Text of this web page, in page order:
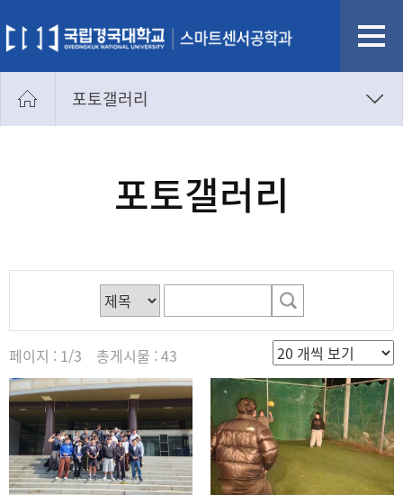
포토갤러리
포토갤러리
소모임
포토갤러리
페이지 : 1/3 총게시물 : 43